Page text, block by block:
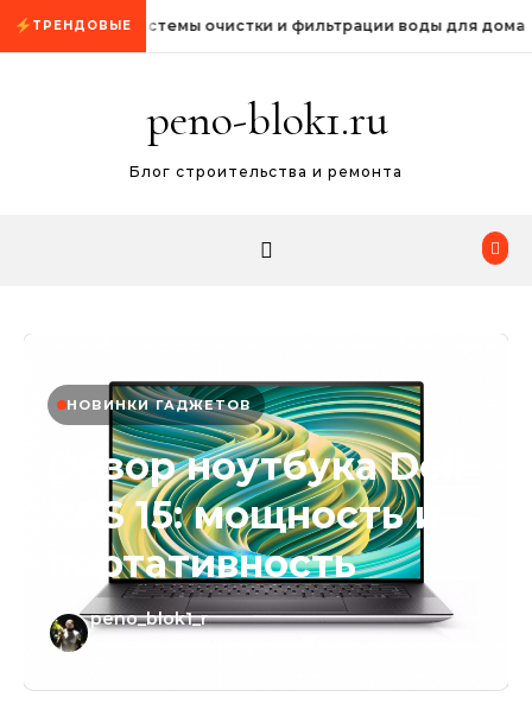
Промотать к содержимому
ТРЕНДОВЫЕСистемы очистки и фильтрации воды для дома
peno-blok1.ru
Блог строительства и ремонта
НОВИНКИ ГАДЖЕТОВ
Обзор ноутбука Dell
XPS 15: мощность и
портативность
peno_blok1_r